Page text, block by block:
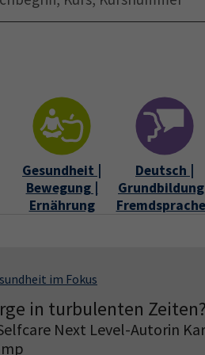
Gesundheit |
Bewegung |
Ernährung
Deutsch |
Grundbildung |
im Fokus
in turbulenten Zeiten?
Next Level-Autorin